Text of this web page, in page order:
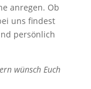
anregen. Ob
uns findest
persönlich
wünsch Euch